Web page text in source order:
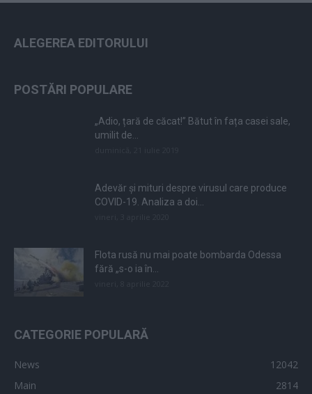
ALEGEREA EDITORULUI
POSTĂRI POPULARE
„Adio, țară de căcat!” Bătut în fața casei sale,
umilit de...
Adevăr și mituri despre virusul care produce
COVID-19. Analiza a doi...
Flota rusă nu mai poate bombarda Odessa
fără „s-o ia în...
CATEGORIE POPULARĂ
News
12042
Main
2814